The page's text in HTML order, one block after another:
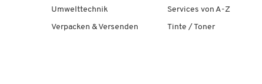
Umwelttechnik
Verpacken & Versenden
Services von A-Z
Tinte / Toner